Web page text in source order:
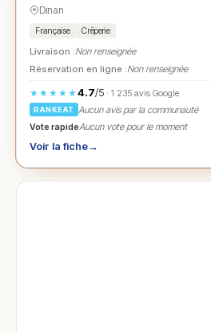
Dinan
Française Crêperie
Livraison :Non renseignée
Réservation en ligne :Non renseignée
★★★★★4.7/5· 1 235 avis Google
RANKEAT
Aucun avis par la communauté
Vote rapideAucun vote pour le moment
Voir la fiche→